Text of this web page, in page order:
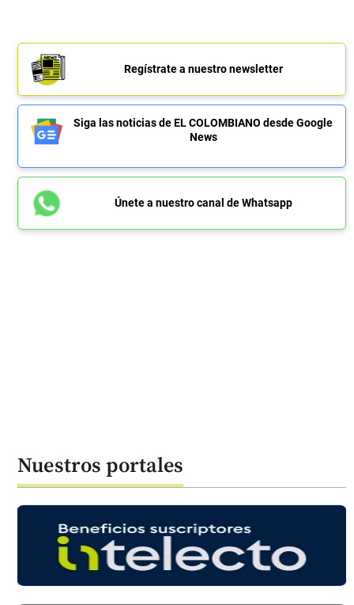
Regístrate a nuestro newsletter
Siga las noticias de EL COLOMBIANO desde Google
News
Únete a nuestro canal de Whatsapp
Nuestros portales